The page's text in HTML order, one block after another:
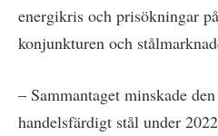
energikris och prisökningar
konjunkturen och
– Sammantaget minskade
handelsfärdigt stål under